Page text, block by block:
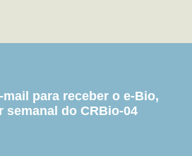
para receber o e-Bio,
semanal do CRBio-04